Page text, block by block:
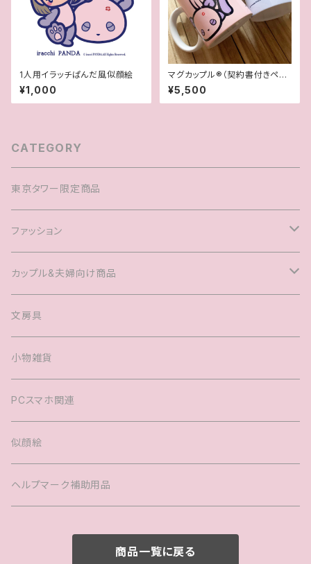
1人用イラッチぱんだ風似顔絵
¥1,000
マグカップル®︎（契約書付きペア
マグカップ）
¥5,500
CATEGORY
東京タワー限定商品
ファッション
Tシャツ
キャップ
ヘアアクセサリー
バック
キッズTシャツ
カップル&夫婦向け商品
マグカップル®️
婚姻届
文房具
小物雑貨
PCスマホ関連
似顔絵
ヘルプマーク補助用品
商品一覧に戻る